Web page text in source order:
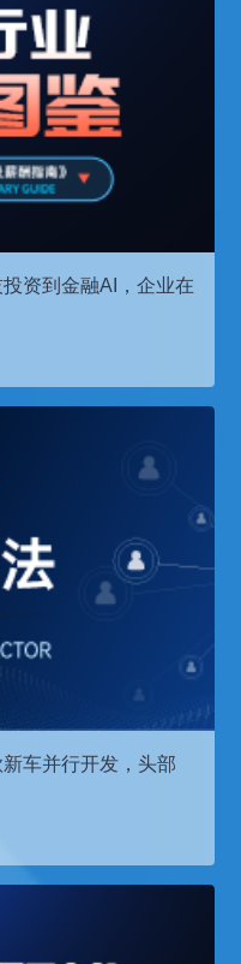
资到金融AI，企业在
新车并行开发，头部